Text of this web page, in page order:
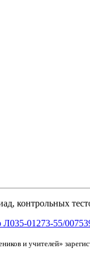
контрольных
Л035-01273-55/
и учителей»